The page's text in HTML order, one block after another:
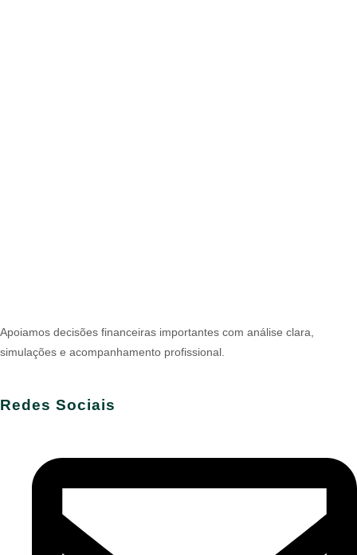
Apoiamos decisões financeiras importantes com análise clara,
simulações e acompanhamento profissional.
Redes Sociais